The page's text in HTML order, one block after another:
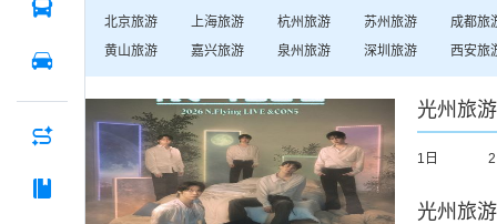
北京旅游 上海旅游 杭州旅游 苏州旅游 成都旅
黄山旅游 嘉兴旅游 泉州旅游 深圳 旅游 西安旅
光州 旅
1日
光州 旅